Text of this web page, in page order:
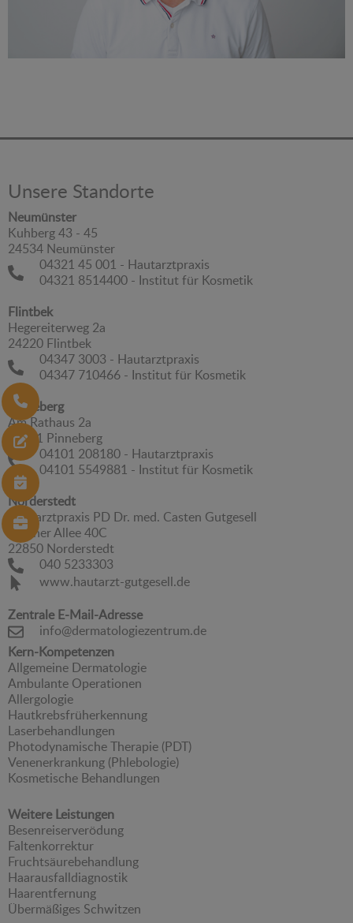
Unsere Standorte
Neumünster
Kuhberg 43 - 45
24534 Neumünster
04321 45 001 - Hautarztpraxis
04321 8514400 - Institut für Kosmetik
Flintbek
Hegereiterweg 2a
24220 Flintbek
04347 3003 - Hautarztpraxis
04347 710466 - Institut für Kosmetik
Pinneberg
Am Rathaus 2a
25421 Pinneberg
04101 208180 - Hautarztpraxis
04101 5549881 - Institut für Kosmetik
Norderstedt
Hautarztpraxis PD Dr. med. Casten Gutgesell
Berliner Allee 40C
22850 Norderstedt
040 5233303
www.hautarzt-gutgesell.de
Zentrale E-Mail-Adresse
info@dermatologiezentrum.de
Kern-Kompetenzen
Allgemeine Dermatologie
Ambulante Operationen
Allergologie
Hautkrebsfrüherkennung
Laserbehandlungen
Photodynamische Therapie (PDT)
Venenerkrankung (Phlebologie)
Kosmetische Behandlungen
Weitere Leistungen
Besenreiserverödung
Faltenkorrektur
Fruchtsäurebehandlung
Haarausfalldiagnostik
Haarentfernung
Übermäßiges Schwitzen